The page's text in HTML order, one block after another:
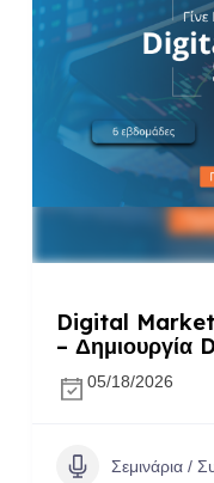
Digital
–
05/18/2026
Σεμινάρια /